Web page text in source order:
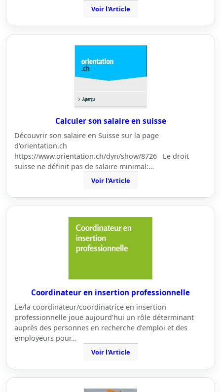
Voir l'Article
Calculer son salaire en suisse
Découvrir son salaire en Suisse sur la page
d'orientation.ch
https://www.orientation.ch/dyn/show/8726 Le droit
suisse ne définit pas de salaire minimal:…
Voir l'Article
Coordinateur en insertion professionnelle
Le/la coordinateur/coordinatrice en insertion
professionnelle joue aujourd’hui un rôle déterminant
auprès des personnes en recherche d’emploi et des
employeurs pour…
Voir l'Article